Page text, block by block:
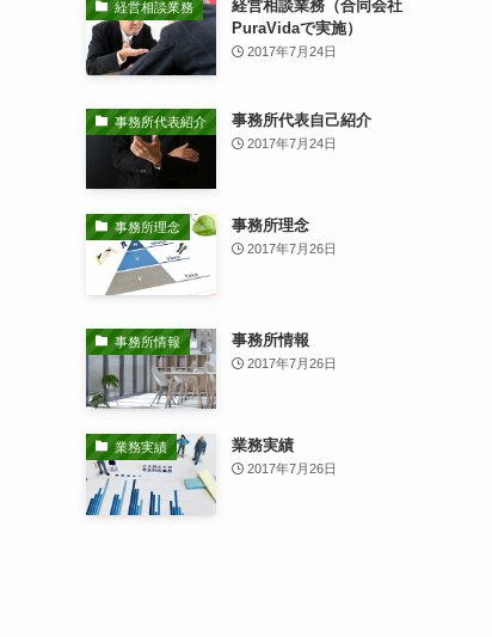
経営相談業務
経営相談業務（合同会社
PuraVidaで実施）
2017年7月24日
事務所代表紹介 事務所代表自己紹介
2017年7月24日
事務所理念 事務所理念
2017年7月26日
事務所情報 事務所情報
2017年7月26日
業務実績 業務実績
2017年7月26日